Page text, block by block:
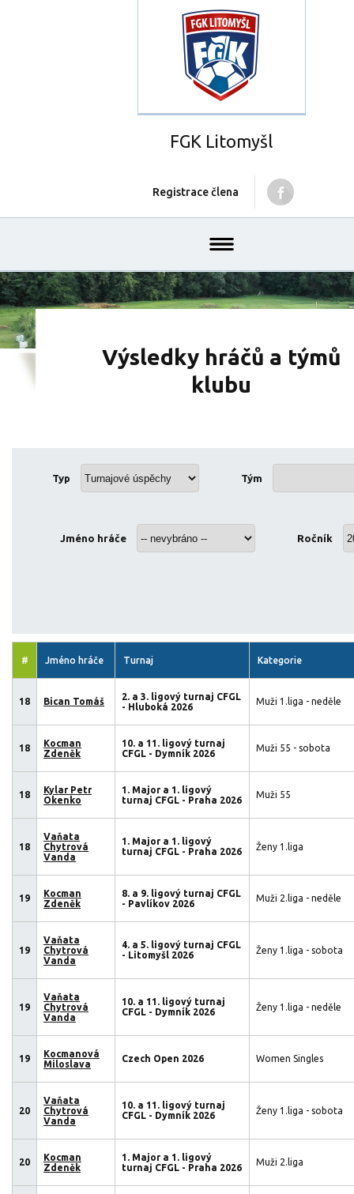
FGK Litomyšl
Registrace člena
Výsledky hráčů a týmů
klubu
Typ Tým
Jméno hráče Ročník
# Jméno hráče Turnaj Kategorie
18 Bican Tomáš
2. a 3. ligový turnaj CFGL
- Hluboká 2026
Muži 1.liga - neděle
18
Kocman
Zdeněk
10. a 11. ligový turnaj
CFGL - Dymník 2026
Muži 55 - sobota
18
Kylar Petr
Okenko
1. Major a 1. ligový
turnaj CFGL - Praha 2026
Muži 55
18
Vaňata
Chytrová
Vanda
1. Major a 1. ligový
turnaj CFGL - Praha 2026
Ženy 1.liga
19
Kocman
Zdeněk
8. a 9. ligový turnaj CFGL
- Pavlíkov 2026
Muži 2.liga - neděle
19
Vaňata
Chytrová
Vanda
4. a 5. ligový turnaj CFGL
- Litomyšl 2026
Ženy 1.liga - sobota
19
Vaňata
Chytrová
Vanda
10. a 11. ligový turnaj
CFGL - Dymník 2026
Ženy 1.liga - neděle
19
Kocmanová
Miloslava
Czech Open 2026 Women Singles
20
Vaňata
Chytrová
Vanda
10. a 11. ligový turnaj
CFGL - Dymník 2026
Ženy 1.liga - sobota
20
Kocman
Zdeněk
1. Major a 1. ligový
turnaj CFGL - Praha 2026
Muži 2.liga